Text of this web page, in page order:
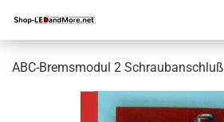
ABC-Bremsmodul 2 Schraubanschluß